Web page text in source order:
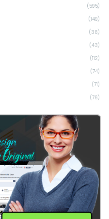
(595)
(149)
(36)
(43)
(112)
(74)
(71)
(76)